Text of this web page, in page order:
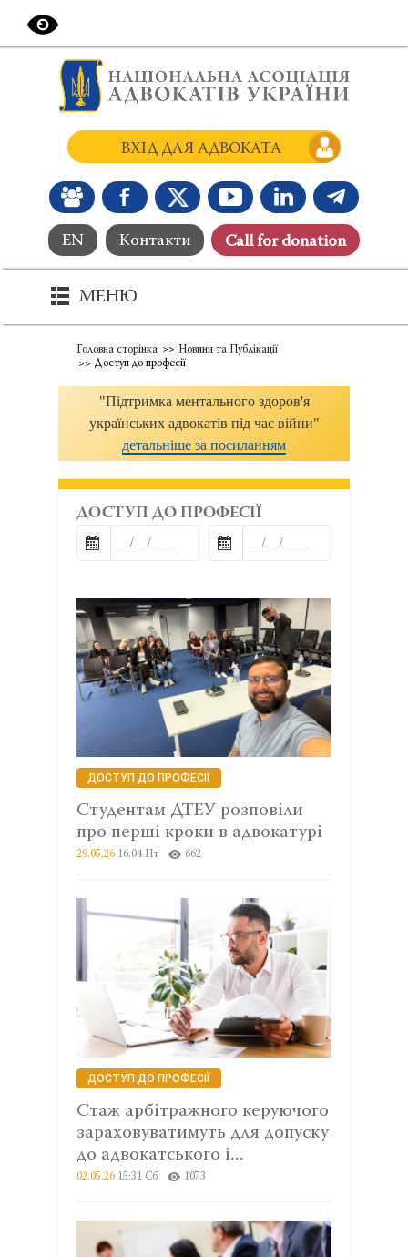
EN Контакти Сall for donation
ВХІД ДЛЯ АДВОКАТА
МЕНЮ
Головна сторінка
Новини та Публікації
Доступ до професії
"Підтримка ментального здоров'я
українських адвокатів під час війни"
детальніше за посиланням
ДОСТУП ДО ПРОФЕСІЇ
ДОСТУП ДО ПРОФЕСІЇ
Студентам ДТЕУ розповіли
про перші кроки в адвокатурі
29.05.26 16:04 Пт 662
ДОСТУП ДО ПРОФЕСІЇ
Стаж арбітражного керуючого
зараховуватимуть для допуску
до адвокатського і...
02.05.26 15:31 Сб 1073